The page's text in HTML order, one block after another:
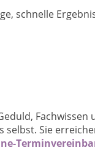
schnelle
selbst. Sie